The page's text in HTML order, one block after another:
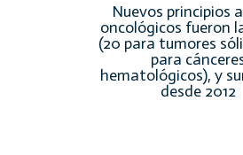
Nuevos principios
oncológicos fueron
(20 para tumores
para
hematológicos), y
desde 2012